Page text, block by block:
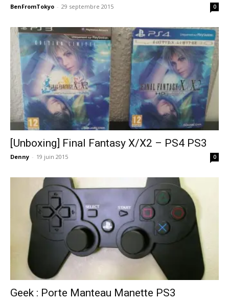
BenFromTokyo - 29 septembre 2015 0
[Unboxing] Final Fantasy X/X2 – PS4 PS3
Denny - 19 juin 2015 0
Geek : Porte Manteau Manette PS3